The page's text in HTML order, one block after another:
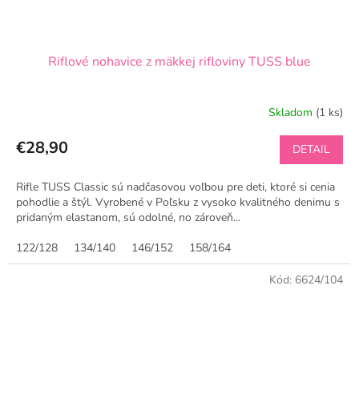
Riflové nohavice z mäkkej rifloviny TUSS blue
Skladom (1 ks)
€28,90 DETAIL
Rifle TUSS Classic sú nadčasovou voľbou pre deti, ktoré si cenia
pohodlie a štýl. Vyrobené v Poľsku z vysoko kvalitného denimu s
pridaným elastanom, sú odolné, no zároveň...
122/128
134/140 146/152 158/164
Kód: 6624/104